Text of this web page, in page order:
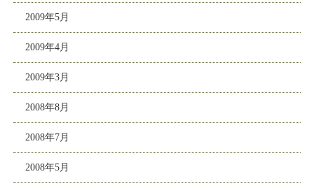
2009年5月
2009年4月
2009年3月
2008年8月
2008年7月
2008年5月